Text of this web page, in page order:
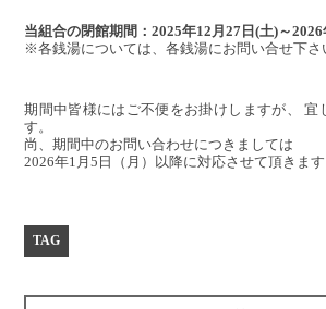
当組合の閉館期間：2025年12月27日(土)～
※各銭湯については、各銭湯にお問い合せ下さ
期間中皆様にはご不便をお掛けしますが、 宜
す。
尚、期間中のお問い合わせにつきましては
2026年1月5日（月）以降に対応させて頂きます
TAG